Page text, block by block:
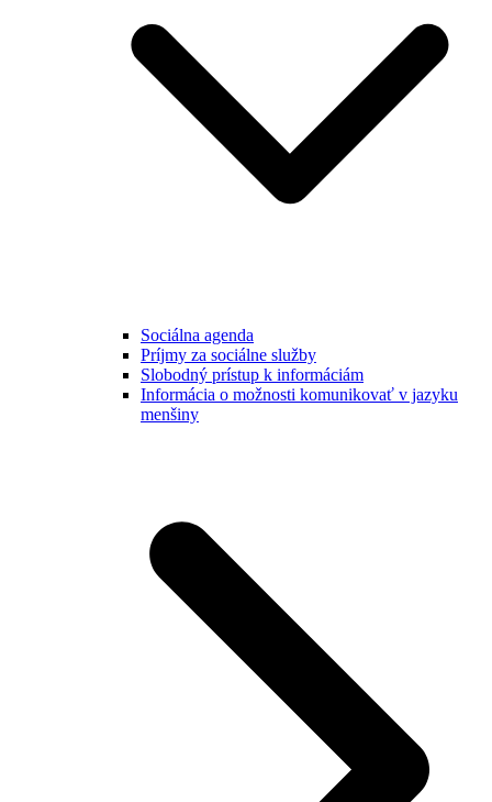
Sociálna agenda
Príjmy za sociálne služby
Slobodný prístup k informáciám
Informácia o možnosti komunikovať v jazyku
menšiny